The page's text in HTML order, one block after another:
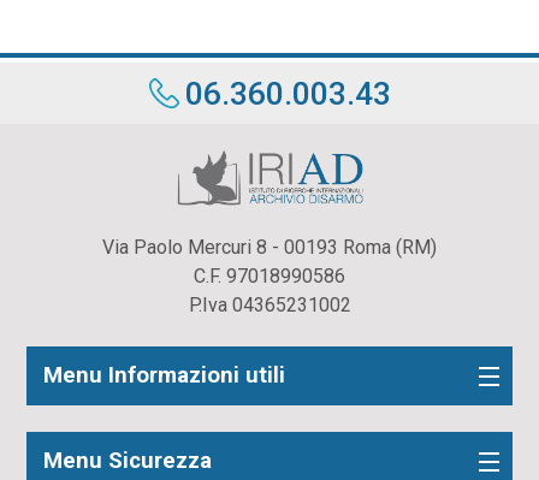
06.360.003.43
Via Paolo Mercuri 8 - 00193 Roma (RM)
C.F. 97018990586
P.Iva 04365231002
Menu Informazioni utili
Menu Sicurezza